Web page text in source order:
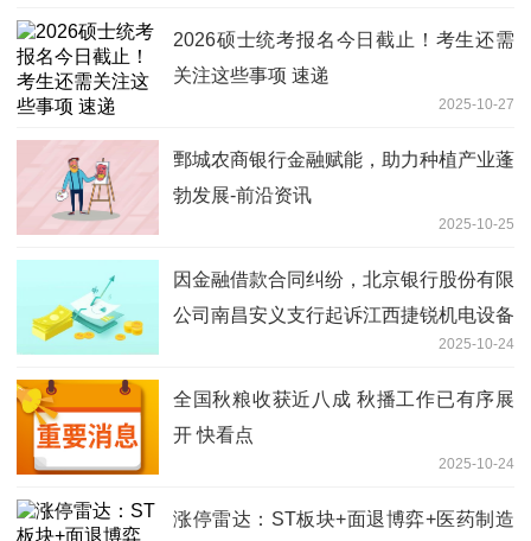
2026硕士统考报名今日截止！考生还需
关注这些事项 速递
2025-10-27
鄄城农商银行金融赋能，助力种植产业蓬
勃发展-前沿资讯
2025-10-25
因金融借款合同纠纷，北京银行股份有限
公司南昌安义支行起诉江西捷锐机电设备
2025-10-24
全国秋粮收获近八成 秋播工作已有序展
开 快看点
2025-10-24
涨停雷达：ST板块+面退博弈+医药制造